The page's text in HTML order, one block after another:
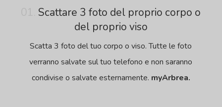
Scattare 3 foto del proprio corpo o
del proprio viso
Scatta 3 foto del tuo corpo o viso. Tutte le foto
verranno salvate sul tuo telefono e non saranno
condivise o salvate esternamente. myArbrea.